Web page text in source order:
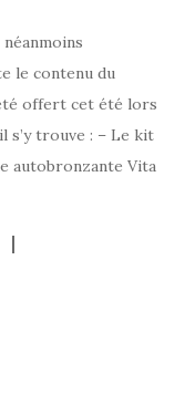
le contenu du
offert cet été lors
s’y trouve : – Le kit
autobronzante Vita